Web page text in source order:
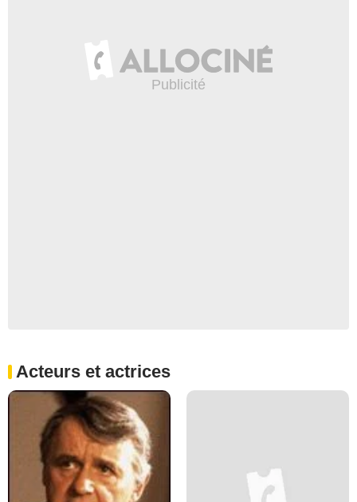
Acteurs et actrices